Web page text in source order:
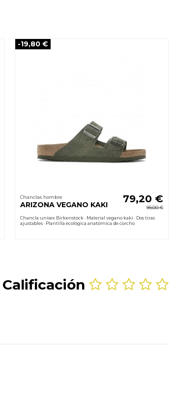
-19,80 €
Chanclas hombre
ARIZONA VEGANO KAKI
79,20 €
99,00 €
Chancla unisex Birkenstock · Material vegano kaki · Dos tiras
ajustables · Plantilla ecológica anatómica de corcho
Calificación